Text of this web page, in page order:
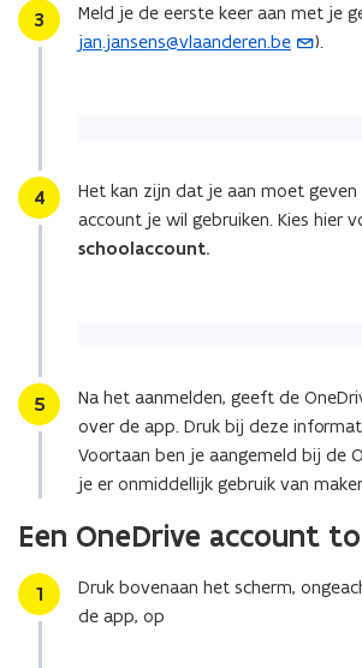
Stap
3
Meld je de eerste keer aan met je
jan.jansens@vlaanderen.be
(
t
i
n
m
a
i
l
p
l
i
).
Stap
4
Het kan zijn dat je aan moet
account je wil gebruiken. Kies hier
schoolaccount.
Stap
5
Na het aanmelden, geeft de
over de app. Druk bij deze
Voortaan ben je aangemeld bij de
je er onmiddellijk gebruik van
Een OneDrive account
Stap
1
Druk bovenaan het scherm,
de app, op